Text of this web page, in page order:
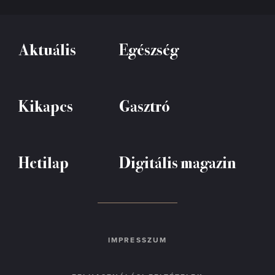
Aktuális Egészség
Kikapcs Gasztró
Hetilap Digitális magazin
IMPRESSZUM